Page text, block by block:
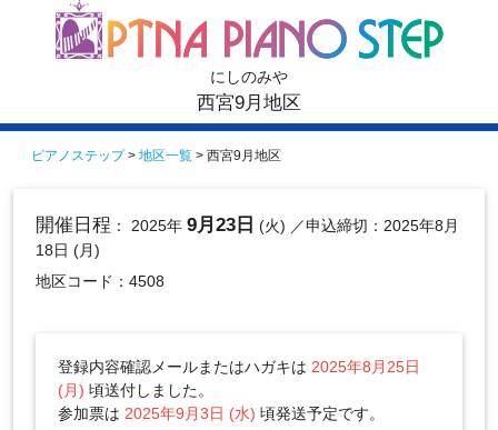
にしのみや
西宮9月地区
ピアノステップ> 地区一覧 > 西宮9月地区
開催日程 ： 2025年 9月23日 (火) ／申込締切：2025年8月
18日 (月)
地区コード：4508
登録内容確認メールまたはハガキは 2025年8月25日
(月) 頃送付しました。
参加票は 2025年9月3日 (水) 頃発送予定です。